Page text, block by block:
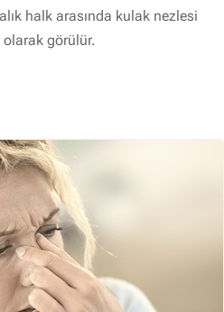
halk arasında kulak nezlesi
görülür.